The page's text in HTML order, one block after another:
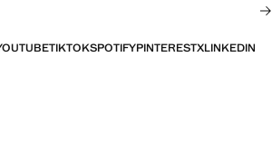
TIKTOKSPOTIFYPINTERESTXLINKEDIN